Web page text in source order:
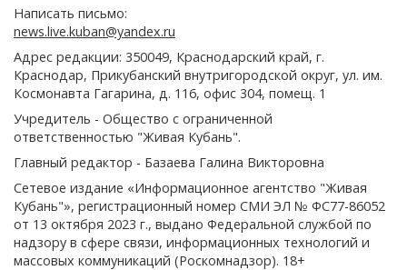
Написать письмо:
news.live.kuban@yandex.ru
Адрес редакции: 350049, Краснодарский край, г.
Краснодар, Прикубанский внутригородской округ, ул. им.
Космонавта Гагарина, д. 116, офис 304, помещ. 1
Учредитель - Общество с ограниченной
ответственностью "Живая Кубань".
Главный редактор - Базаева Галина Викторовна
Сетевое издание «Информационное агентство "Живая
Кубань"», регистрационный номер СМИ ЭЛ № ФС77-86052
от 13 октября 2023 г., выдано Федеральной службой по
надзору в сфере связи, информационных технологий и
массовых коммуникаций (Роскомнадзор). 18+